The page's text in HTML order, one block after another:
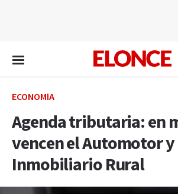
ECONOMÍA
Agenda tributaria: en
vencen el Automotor y
Inmobiliario Rural